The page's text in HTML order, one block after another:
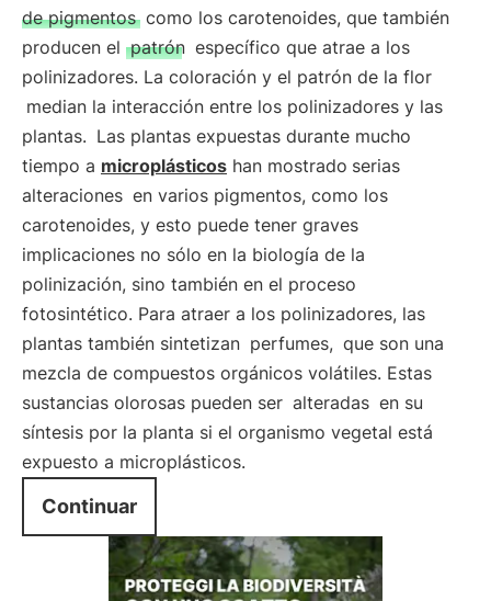
de pigmentos como los carotenoides, que también
producen el patrón específico que atrae a los
polinizadores. La coloración y el patrón de la flor
median la interacción entre los polinizadores y las
plantas. Las plantas expuestas durante mucho
tiempo a microplásticos han mostrado serias
alteraciones en varios pigmentos, como los
carotenoides, y esto puede tener graves
implicaciones no sólo en la biología de la
polinización, sino también en el proceso
fotosintético. Para atraer a los polinizadores, las
plantas también sintetizan perfumes, que son una
mezcla de compuestos orgánicos volátiles. Estas
sustancias olorosas pueden ser alteradas en su
síntesis por la planta si el organismo vegetal está
expuesto a microplásticos.
Continuar